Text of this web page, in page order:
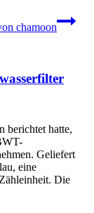
chamoon
hatte,
Geliefert
eine
Die